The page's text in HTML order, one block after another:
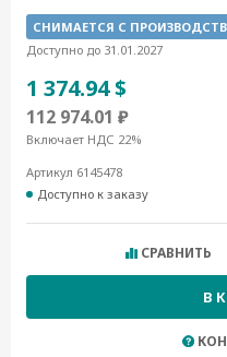
СНИМАЕТСЯ С
Доступно до 31.01.2027
1 374.94 $
112 974.01 ₽
Включает НДС 22%
Артикул 6145478
Доступно к заказу
СРАВНИТЬ
В